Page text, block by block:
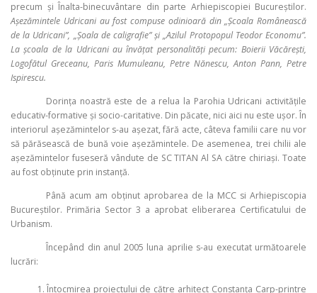
precum şi Înalta-binecuvântare din parte Arhiepiscopiei Bucureştilor.
Aşezămintele Udricani au fost compuse odinioară din „Şcoala Românească
de la Udricani”, „Şoala de caligrafie” şi „Azilul Protopopul Teodor Economu”.
La şcoala de la Udricani au învăţat personalităţi pecum: Boierii Văcăreşti,
Logofătul Greceanu, Paris Mumuleanu, Petre Nănescu, Anton Pann, Petre
Ispirescu.
Dorinţa noastră este de a relua la Parohia Udricani activităţile
educativ-formative şi socio-caritative. Din păcate, nici aici nu este uşor. În
interiorul aşezămintelor s-au aşezat, fără acte, câteva familii care nu vor
să părăsească de bună voie așezămintele. De asemenea, trei chilii ale
aşezămintelor fuseseră vândute de SC TITAN Al SA către chiriaşi. Toate
au fost obţinute prin instanţă.
Până acum am obţinut aprobarea de la MCC si Arhiepiscopia
Bucureştilor. Primăria Sector 3 a aprobat eliberarea Certificatului de
Urbanism.
Începând din anul 2005 luna aprilie s-au executat următoarele
lucrări:
Întocmirea proiectului de către arhitect Constanţa Carp-printre